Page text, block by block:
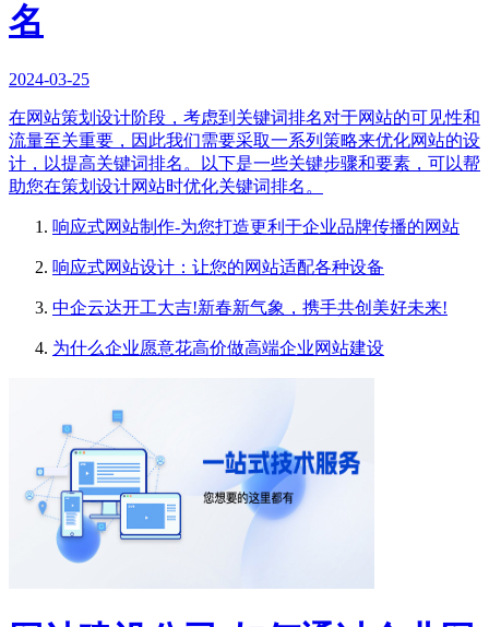
名
2024-03-25
在网站策划设计阶段，考虑到关键词排名对于网站的可见性和
流量至关重要，因此我们需要采取一系列策略来优化网站的设
计，以提高关键词排名。以下是一些关键步骤和要素，可以帮
助您在策划设计网站时优化关键词排名。
响应式网站制作-为您打造更利于企业品牌传播的网站
响应式网站设计：让您的网站适配各种设备
中企云达开工大吉!新春新气象，携手共创美好未来!
为什么企业愿意花高价做高端企业网站建设